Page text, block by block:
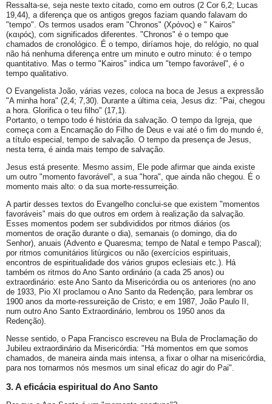
Ressalta-se, seja neste texto citado, como em outros (2 Cor 6,2; Lucas
19,44), a diferença que os antigos gregos faziam quando falavam do
"tempo". Os termos usados eram "Chronos" (Χρόνος) e " Kairos"
(καιρός), com significados diferentes. "Chronos" é o tempo que
chamados de cronológico. É o tempo, diríamos hoje, do relógio, no qual
não há nenhuma diferença entre um minuto e outro minuto: é o tempo
quantitativo. Mas o termo "Kairos" indica um "tempo favorável", é o
tempo qualitativo.
O Evangelista João, várias vezes, coloca na boca de Jesus a expressão
"A minha hora" (2,4; 7,30). Durante a última ceia, Jesus diz: "Pai, chegou
a hora. Glorifica o teu filho" (17,1).
Portanto, o tempo todo é história da salvação. O tempo da Igreja, que
começa com a Encarnação do Filho de Deus e vai até o fim do mundo é,
a título especial, tempo de salvação. O tempo da presença de Jesus,
nesta terra, é ainda mais tempo de salvação.
Jesus está presente. Mesmo assim, Ele pode afirmar que ainda existe
um outro "momento favorável", a sua "hora", que ainda não chegou. É o
momento mais alto: o da sua morte-ressurreição.
A partir desses textos do Evangelho conclui-se que existem "momentos
favoráveis" mais do que outros em ordem à realização da salvação.
Esses momentos podem ser subdivididos por ritmos diários (os
momentos de oração durante o dia), semanais (o domingo, dia do
Senhor), anuais (Advento e Quaresma; tempo de Natal e tempo Pascal);
por ritmos comunitários litúrgicos ou não (exercícios espirituais,
encontros de espiritualidade dos vários grupos eclesiais etc.). Há
também os ritmos do Ano Santo ordinário (a cada 25 anos) ou
extraordinário: este Ano Santo da Misericórdia ou os anteriores (no ano
de 1933, Pio XI proclamou o Ano Santo da Redenção, para lembrar os
1900 anos da morte-ressureição de Cristo; e em 1987, João Paulo II,
num outro Ano Santo Extraordinário, lembrou os 1950 anos da
Redenção).
Nesse sentido, o Papa Francisco escreveu na Bula de Proclamação do
Jubileu extraordinário da Misericórdia: "Há momentos em que somos
chamados, de maneira ainda mais intensa, a fixar o olhar na misericórdia,
para nos tornarmos nós mesmos um sinal eficaz do agir do Pai".
3. A eficácia espiritual do Ano Santo